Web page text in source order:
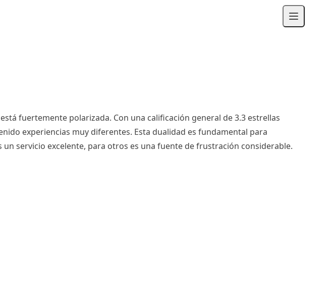
fuertemente polarizada. Con una calificación general de 3.3 estrellas
experiencias muy diferentes. Esta dualidad es fundamental para
un servicio excelente, para otros es una fuente de frustración considerable.